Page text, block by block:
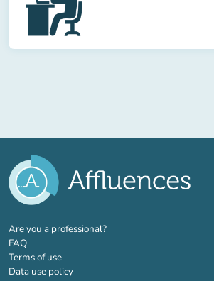
Are you a professional?(new tab)
FAQ
Terms of use
Data use policy